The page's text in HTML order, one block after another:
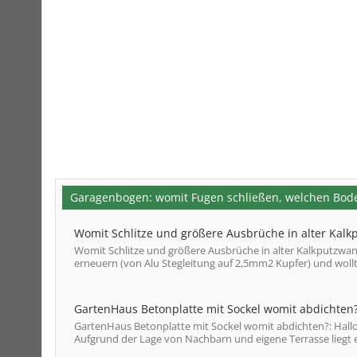
Garagenbogen: womit Fugen schließen, welchen
Womit Schlitze und größere Ausbrüche in alter
Womit Schlitze und größere Ausbrüche in alter
erneuern (von Alu Stegleitung auf 2,5mm2 Kupfer) und
GartenHaus Betonplatte mit Sockel womit
GartenHaus Betonplatte mit Sockel womit abdichten?:
Aufgrund der Lage von Nachbarn und eigene Terrasse liegt